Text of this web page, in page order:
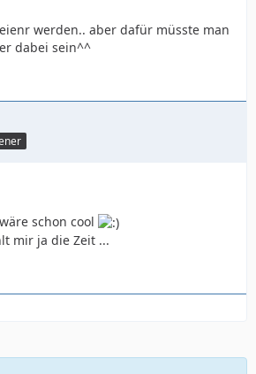
werden.. aber dafür müsste man
dabei sein^^
schon cool
mir ja die Zeit ...